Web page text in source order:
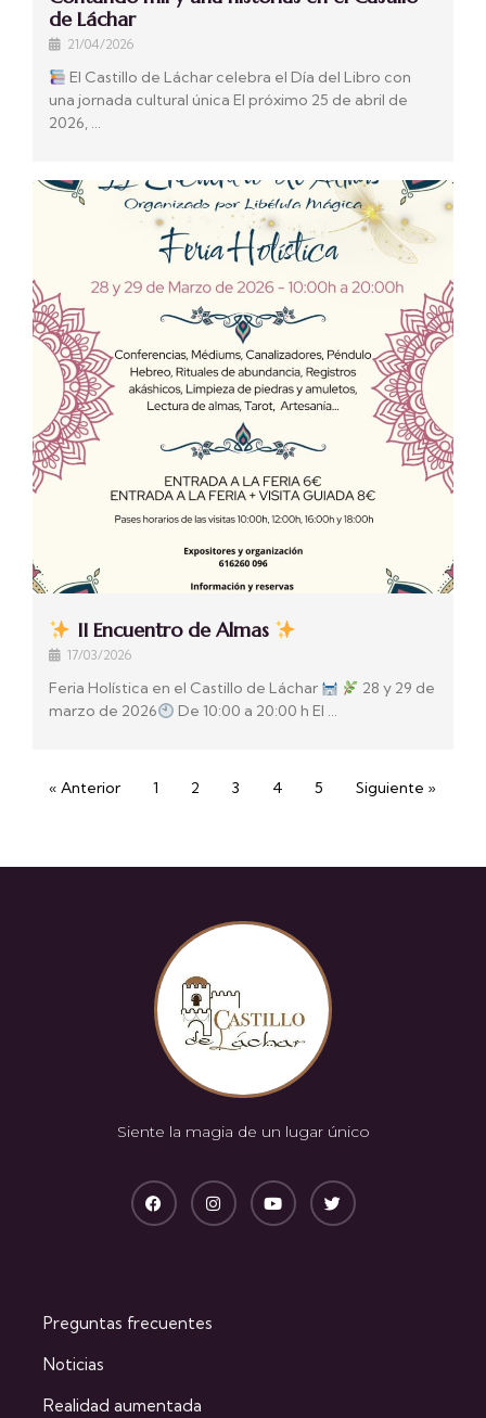
de Láchar
21/04/2026
El Castillo de Láchar celebra el Día del Libro con
una jornada cultural única El próximo 25 de abril de
2026, …
II Encuentro de Almas
17/03/2026
Feria Holística en el Castillo de Láchar
28 y 29 de
marzo de 2026
De 10:00 a 20:00 h El …
« Anterior 1 2 3 4 5 Siguiente »
Siente la magia de un lugar único
Preguntas frecuentes
Noticias
Realidad aumentada